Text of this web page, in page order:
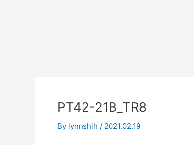
PT42-21B_TR8
By lynnshih / 2021.02.19